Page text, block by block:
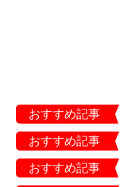
おすすめ記事
おすすめ記事
おすすめ記事